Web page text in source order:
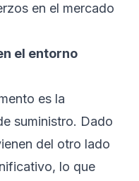
en el mercado
el entorno
es la
suministro. Dado
del otro lado
lo que